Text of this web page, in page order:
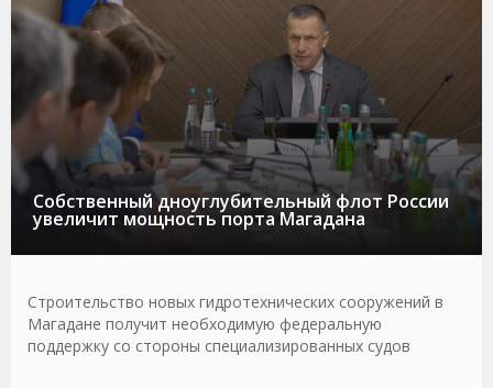
Собственный дноуглубительный флот России
увеличит мощность порта Магадана
Строительство новых гидротехнических сооружений в
Магадане получит необходимую федеральную
поддержку со стороны специализированных судов